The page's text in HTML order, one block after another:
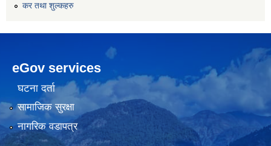
कर तथा शुल्कहरु
eGov services
घटना दर्ता
सामाजिक सुरक्षा
नागरिक वडापत्र